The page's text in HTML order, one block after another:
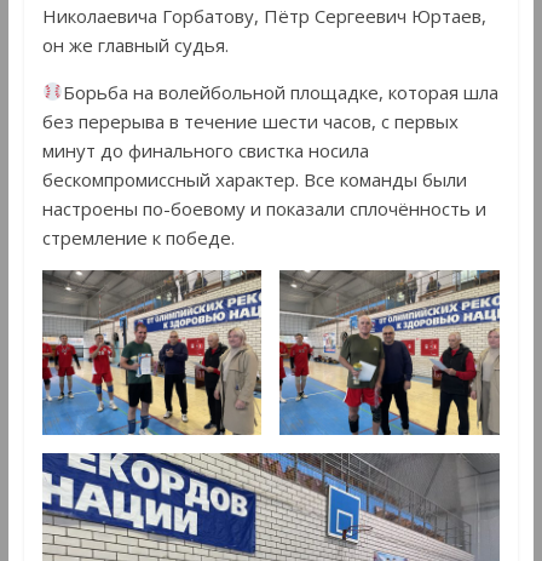
Николаевича Горбатову, Пётр Сергеевич Юртаев,
он же главный судья.
Борьба на волейбольной площадке, которая шла
без перерыва в течение шести часов, с первых
минут до финального свистка носила
бескомпромиссный характер. Все команды были
настроены по-боевому и показали сплочённость и
стремление к победе.